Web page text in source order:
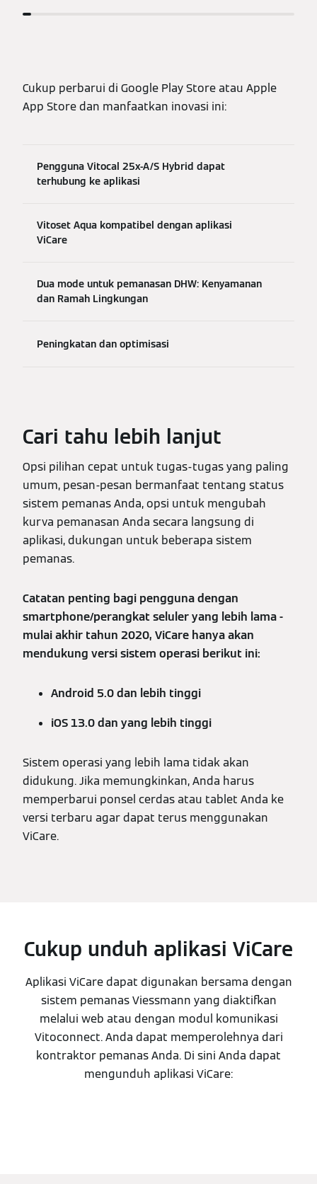
Cukup perbarui di Google Play Store atau Apple
App Store dan manfaatkan inovasi ini:
Pengguna Vitocal 25x-A/S Hybrid dapat
terhubung ke aplikasi
Vitoset Aqua kompatibel dengan aplikasi
ViCare
Dua mode untuk pemanasan DHW: Kenyamanan
dan Ramah Lingkungan
Peningkatan dan optimisasi
Cari tahu lebih lanjut
Opsi pilihan cepat untuk tugas-tugas yang paling
umum, pesan-pesan bermanfaat tentang status
sistem pemanas Anda, opsi untuk mengubah
kurva pemanasan Anda secara langsung di
aplikasi, dukungan untuk beberapa sistem
pemanas.
Catatan penting bagi pengguna dengan
smartphone/perangkat seluler yang lebih lama -
mulai akhir tahun 2020, ViCare hanya akan
mendukung versi sistem operasi berikut ini:
Android 5.0 dan lebih tinggi
iOS 13.0 dan yang lebih tinggi
Sistem operasi yang lebih lama tidak akan
didukung. Jika memungkinkan, Anda harus
memperbarui ponsel cerdas atau tablet Anda ke
versi terbaru agar dapat terus menggunakan
ViCare.
Cukup unduh aplikasi ViCare
Aplikasi ViCare dapat digunakan bersama dengan
sistem pemanas Viessmann yang diaktifkan
melalui web atau dengan modul komunikasi
Vitoconnect. Anda dapat memperolehnya dari
kontraktor pemanas Anda. Di sini Anda dapat
mengunduh aplikasi ViCare: